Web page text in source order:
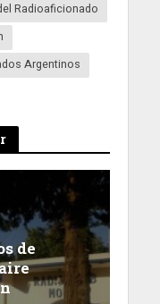
Radioaficionado
Argentinos
de